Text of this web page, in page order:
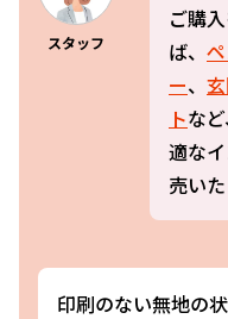
スタッフ
ご購
ば、
ー、
トな
適な
売いた
印刷のない無地の